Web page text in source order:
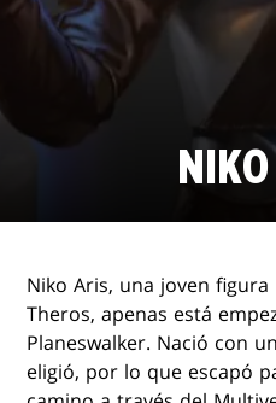
Niko Aris, una joven
Theros, apenas está
Planeswalker. Nació con
eligió, por lo que escapó